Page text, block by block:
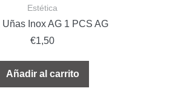
Estética
Uñas Inox AG 1 PCS AG
€1,50
Añadir al carrito